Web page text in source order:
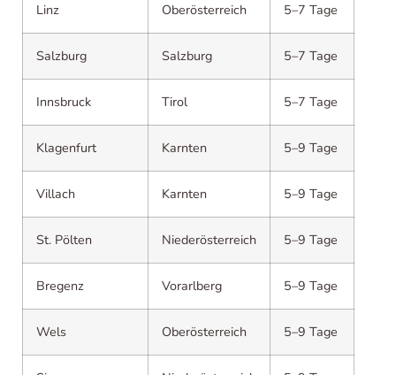
Linz Oberösterreich 5–7 Tage
Salzburg Salzburg 5–7 Tage
Innsbruck Tirol 5–7 Tage
Klagenfurt Karnten 5–9 Tage
Villach Karnten 5–9 Tage
St. Pölten Niederösterreich 5–9 Tage
Bregenz Vorarlberg 5–9 Tage
Wels Oberösterreich 5–9 Tage